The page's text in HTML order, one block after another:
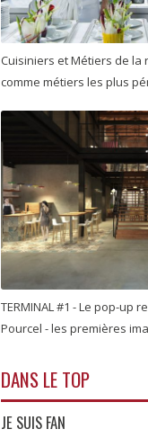
Cuisiniers et Métiers de la
comme métiers les plus
TERMINAL #1 - Le pop-up
Pourcel - les premières
DANS LE TOP
JE SUIS FAN